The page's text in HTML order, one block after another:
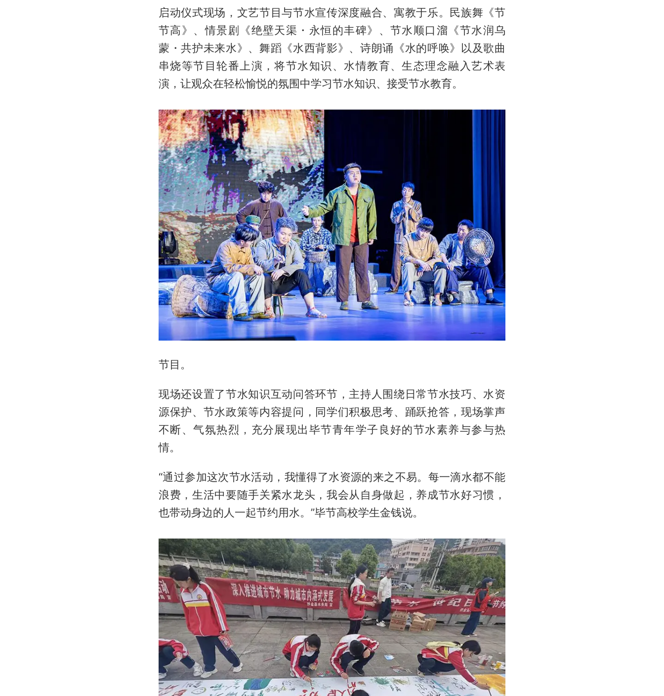
启动仪式现场，文艺节目与节水宣传深度融合、寓教于乐。民族舞《节
节高》、情景剧《绝壁天渠・永恒的丰碑》、节水顺口溜《节水润乌
蒙・共护未来水》、舞蹈《水西背影》、诗朗诵《水的呼唤》以及歌曲
串烧等节目轮番上演，将节水知识、水情教育、生态理念融入艺术表
演，让观众在轻松愉悦的氛围中学习节水知识、接受节水教育。
节目。
现场还设置了节水知识互动问答环节，主持人围绕日常节水技巧、水资
源保护、节水政策等内容提问，同学们积极思考、踊跃抢答，现场掌声
不断、气氛热烈，充分展现出毕节青年学子良好的节水素养与参与热
情。
“通过参加这次节水活动，我懂得了水资源的来之不易。每一滴水都不能
浪费，生活中要随手关紧水龙头，我会从自身做起，养成节水好习惯，
也带动身边的人一起节约用水。”毕节高校学生金钱说。